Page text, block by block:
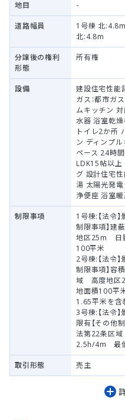
地目 -
道路幅員
1号棟 北
北:4.8m
分譲後の権利
形態
所有権
設備
建設住宅性能
ガス：都市ガ
ムキッチン
水器 浴室乾
トイレ2か所
ン ディンプ
ペース 24時間
LDK15帖以上
グ 設計住宅
湯 太陽光発
浄便座 浴室
制限事項
1号棟:【法令
制限事項】
地区25m 日
100平米
2号棟:【法令
制限事項】容
域 高度地区
地面積100平
1.65平米を含
3号棟:【法令
限有【その他
法第22条区
2.5h/4m 最
取引形態 売主